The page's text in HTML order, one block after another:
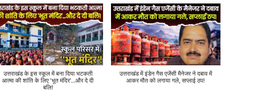
उत्तराखंड के इस स्कूल में बना दिया भटकती
आत्मा की शांति के लिए 'भूत मंदिर'...और दे दी
बलि!
उत्तराखंड में इंडेन गैस एजेंसी मैनेजर ने दबाव में
आकर मौत को लगाया गले, सप्लाई ठप!